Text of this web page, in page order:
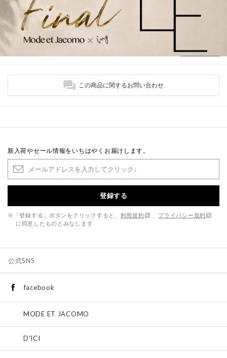
この商品に関するお問い合わせ
新入荷やセール情報をいちはやくお届けします。
登録する
※「登録する」ボタンをクリックすると、 利用規約
プライバシー規約
に同意したものとみなします
公式SNS
facebook
MODE ET JACOMO
D'ICI